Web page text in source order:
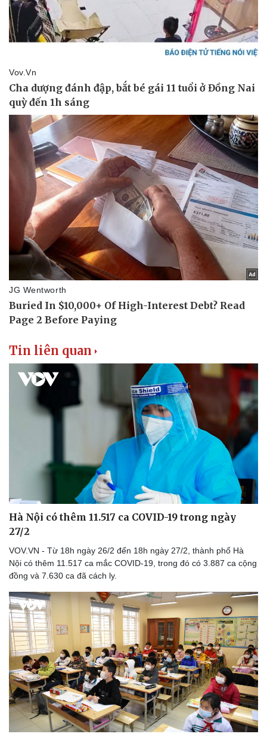
Hậu trường
Tin liên quan
Hà Nội có thêm 11.517 ca COVID-19 trong ngày
27/2
VOV.VN - Từ 18h ngày 26/2 đến 18h ngày 27/2, thành phố Hà
Nội có thêm 11.517 ca mắc COVID-19, trong đó có 3.887 ca cộng
đồng và 7.630 ca đã cách ly.